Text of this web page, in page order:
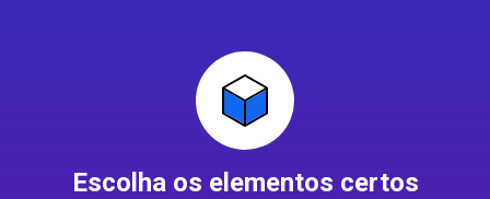
Escolha os elementos certos